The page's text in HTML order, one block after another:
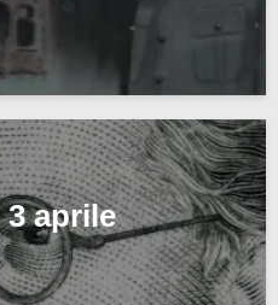
aprile